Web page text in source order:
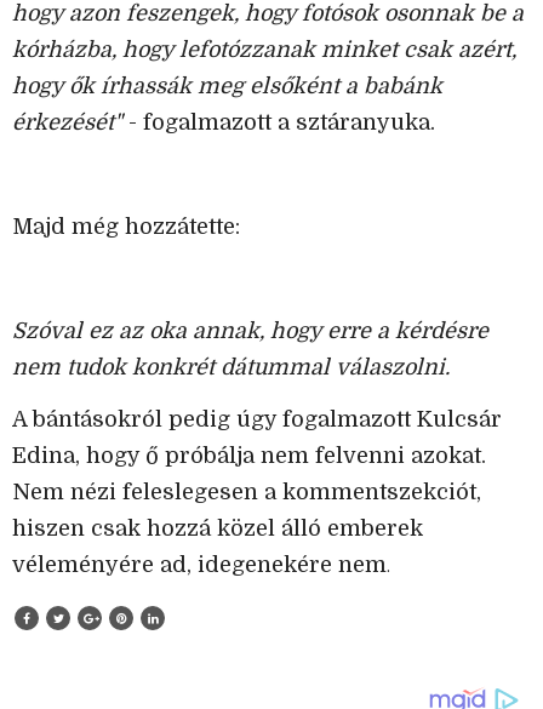
hogy azon feszengek, hogy fotósok osonnak be a
kórházba, hogy lefotózzanak minket csak azért,
hogy ők írhassák meg elsőként a babánk
érkezését"- fogalmazott a sztáranyuka.
Majd még hozzátette:
Szóval ez az oka annak, hogy erre a kérdésre
nem tudok konkrét dátummal válaszolni.
A bántásokról pedig úgy fogalmazott Kulcsár
Edina, hogy ő próbálja nem felvenni azokat.
Nem nézi feleslegesen a kommentszekciót,
hiszen csak hozzá közel álló emberek
véleményére ad, idegenekére nem.